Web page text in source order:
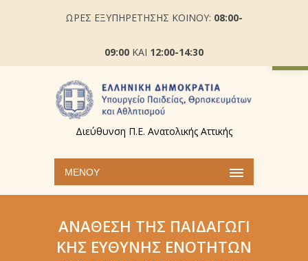
ΩΡΕΣ ΕΞΥΠΗΡΕΤΗΣΗΣ ΚΟΙΝΟΥ: 08:00-
09:00 ΚΑΙ 12:00-14:30
Διεύθυνση Π.Ε. Ανατολικής Αττικής
ΜΕΝΟΎ
ΑΝΆΘΕΣΗ ΤΗΣ ΠΑΙΔΑΓΩΓΙ
ΚΉΣ ΕΥΘΎΝΗΣ ΕΝΟΤΉΤΩΝ